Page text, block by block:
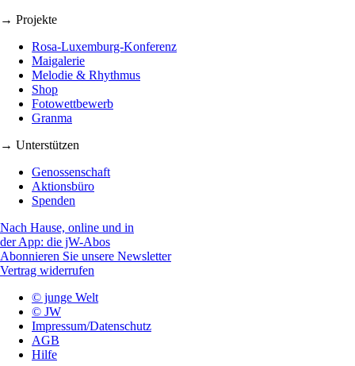
→ Projekte
Rosa-Luxemburg-Konferenz
Maigalerie
Melodie & Rhythmus
Shop
Fotowettbewerb
Granma
→ Unterstützen
Genossenschaft
Aktionsbüro
Spenden
Nach Hause, online und in
der App: die jW-Abos
Abonnieren Sie unsere Newsletter
Vertrag widerrufen
© junge Welt
© JW
Impressum/Datenschutz
AGB
Hilfe